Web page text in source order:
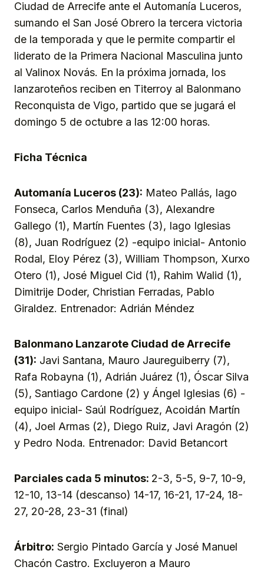
Ciudad de Arrecife ante el Automanía Luceros,
sumando el San José Obrero la tercera victoria
de la temporada y que le permite compartir el
liderato de la Primera Nacional Masculina junto
al Valinox Novás. En la próxima jornada, los
lanzaroteños reciben en Titerroy al Balonmano
Reconquista de Vigo, partido que se jugará el
domingo 5 de octubre a las 12:00 horas.
Ficha Técnica
Automanía Luceros (23): Mateo Pallás, Iago
Fonseca, Carlos Menduña (3), Alexandre
Gallego (1), Martín Fuentes (3), Iago Iglesias
(8), Juan Rodríguez (2) -equipo inicial- Antonio
Rodal, Eloy Pérez (3), William Thompson, Xurxo
Otero (1), José Miguel Cid (1), Rahim Walid (1),
Dimitrije Doder, Christian Ferradas, Pablo
Giraldez. Entrenador: Adrián Méndez
Balonmano Lanzarote Ciudad de Arrecife
(31): Javi Santana, Mauro Jaureguiberry (7),
Rafa Robayna (1), Adrián Juárez (1), Óscar Silva
(5), Santiago Cardone (2) y Ángel Iglesias (6) -
equipo inicial- Saúl Rodríguez, Acoidán Martín
(4), Joel Armas (2), Diego Ruiz, Javi Aragón (2)
y Pedro Noda. Entrenador: David Betancort
Parciales cada 5 minutos: 2-3, 5-5, 9-7, 10-9,
12-10, 13-14 (descanso) 14-17, 16-21, 17-24, 18-
27, 20-28, 23-31 (final)
Árbitro: Sergio Pintado García y José Manuel
Chacón Castro. Excluyeron a Mauro